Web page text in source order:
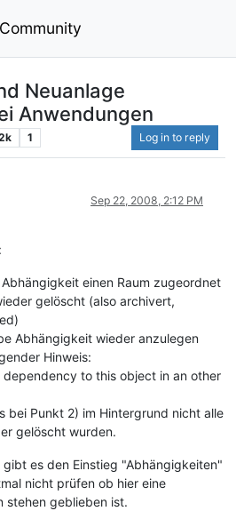
Community
Neuanlage
Anwendungen
1 Log in to reply
Sep 22, 2008, 2:12 PM
einen Raum zugeordnet
gelöscht (also archivert,
Abhängigkeit wieder anzulegen
Hinweis:
to this object in an other
bei Punkt 2) im Hintergrund nicht alle
gelöscht wurden.
es den Einstieg "Abhängigkeiten"
nicht prüfen ob hier eine
stehen geblieben ist.